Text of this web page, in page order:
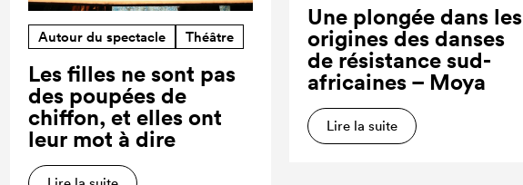
Autour du spectacle Théâtre
Les filles ne sont pas
des poupées de
chiffon, et elles ont
leur mot à dire
Une plongée dans les
origines des danses
de résistance sud-
africaines – Moya
Lire la suite